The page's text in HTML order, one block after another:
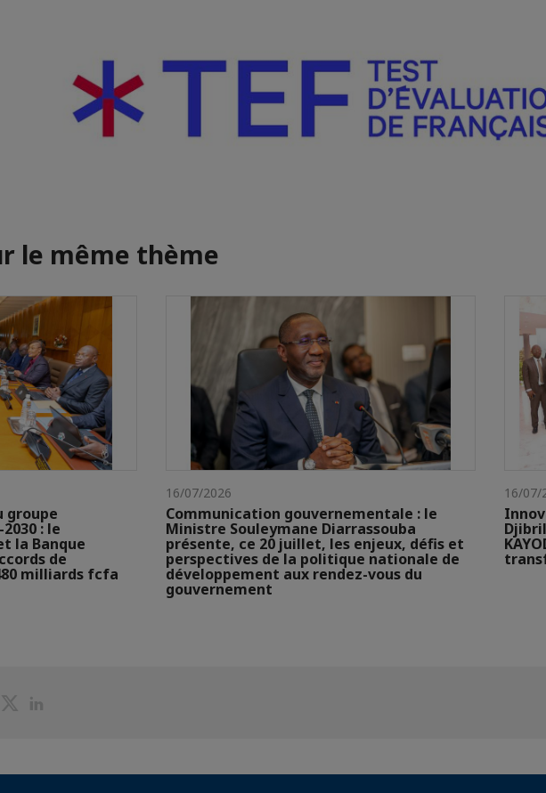
le même thème
groupe
: le
la Banque
de
milliards fcfa
16/07/2026
Communication gouvernementale : le
Ministre Souleymane Diarrassouba
présente, ce 20 juillet, les enjeux, défis et
perspectives de la politique nationale de
développement aux rendez-vous du
gouvernement
16/07/
PartagerPartager